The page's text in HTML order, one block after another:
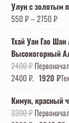
Улун с золотым
550₽–2750₽
Тхай Уан Гао
Высокогорный
2400₽
2400 ₽. 1920 ₽
Кимун, красный
3300₽